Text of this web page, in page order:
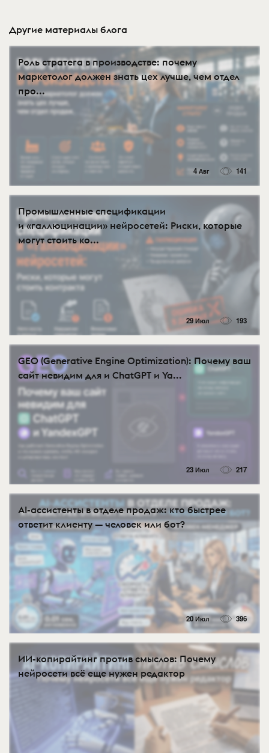
Другие материалы блога
Роль стратега в производстве: почему
маркетолог должен знать цех лучше, чем отдел
про...
4 Авг 141
Промышленные спецификации
и «галлюцинации» нейросетей: Риски, которые
могут стоить ко...
29 Июл 193
GEO (Generative Engine Optimization): Почему ваш
сайт невидим для и ChatGPT и Ya...
23 Июл 217
AI-ассистенты в отделе продаж: кто быстрее
ответит клиенту — человек или бот?
20 Июл 396
ИИ-копирайтинг против смыслов: Почему
нейросети всё еще нужен редактор